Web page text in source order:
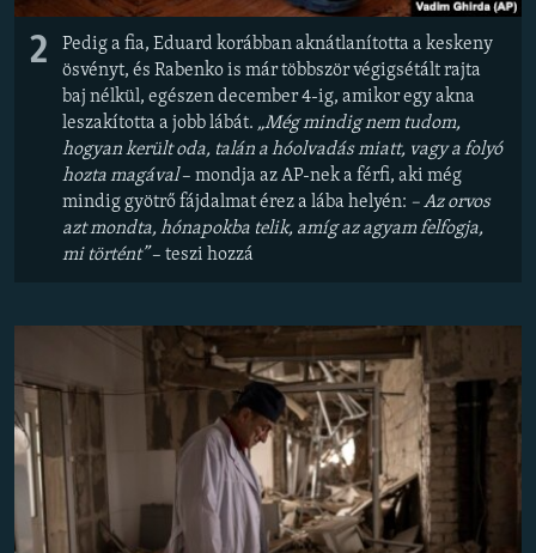
2
Pedig a fia, Eduard korábban aknátlanította a keskeny
ösvényt, és Rabenko is már többször végigsétált rajta
baj nélkül, egészen december 4-ig, amikor egy akna
leszakította a jobb lábát. „Még mindig nem tudom,
hogyan került oda, talán a hóolvadás miatt, vagy a folyó
hozta magával– mondja az AP-nek a férfi, aki még
mindig gyötrő fájdalmat érez a lába helyén: – Az orvos
azt mondta, hónapokba telik, amíg az agyam felfogja,
mi történt”– teszi hozzá